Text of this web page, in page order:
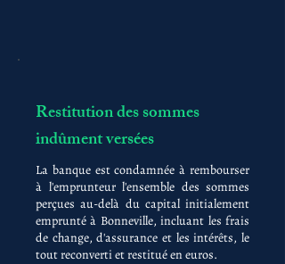
Restitution des sommes
indûment versées
La banque est condamnée à rembourser
à l'emprunteur l'ensemble des sommes
perçues au-delà du capital initialement
emprunté à Bonneville, incluant les frais
de change, d'assurance et les intérêts, le
tout reconverti et restitué en euros.